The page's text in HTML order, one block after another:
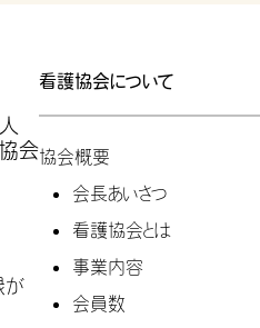
会
が
看護協会について
協会概要
会長あいさつ
看護協会とは
事業内容
会員数